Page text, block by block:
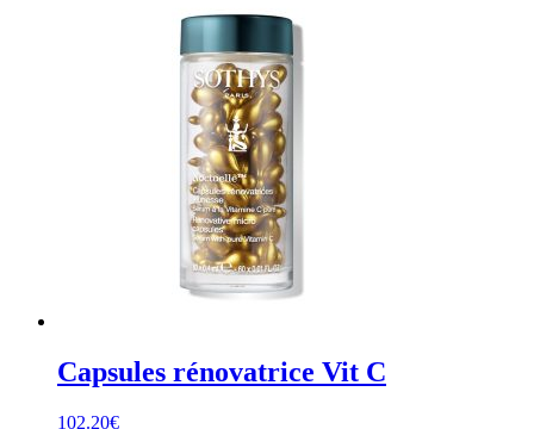
Capsules rénovatrice Vit C
102.20€